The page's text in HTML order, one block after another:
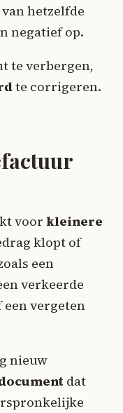
hetzelfde
negatief op.
te verbergen,
te corrigeren.
voor kleinere
klopt of
een
verkeerde
vergeten
nieuw
dat